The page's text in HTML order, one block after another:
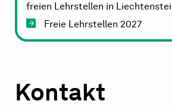
freien Lehrstellen in
Freie Lehrstellen 2027
Kontakt